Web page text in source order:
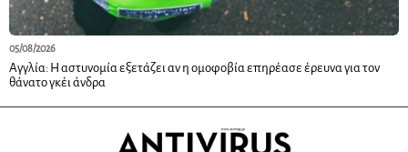
05/08/2026
Αγγλία: Η αστυνομία εξετάζει αν η ομοφοβία επηρέασε έρευνα για τον
θάνατο γκέι άνδρα